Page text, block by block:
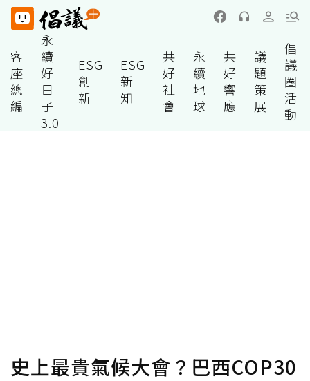
客
座
總
編
永
續
好
日
子
3.0
ESG
創
新
ESG
新
知
共
好
社
會
永
續
地
球
共
好
響
應
議
題
策
展
倡
議
圈
活
動
史上最貴氣候大會？巴西COP30